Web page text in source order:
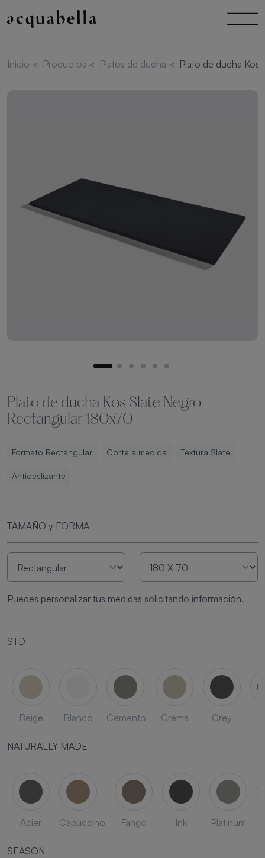
Inicio < Productos < Platos de ducha < Plato de ducha Kos
Plato de ducha Kos Slate Negro
Rectangular 180x70
Formato Rectangular Corte a medida Textura Slate
Antideslizante
TAMAÑO y FORMA
Puedes personalizar tus medidas solicitando información.
STD
Beige Blanco Cemento Crema Grey
NATURALLY MADE
Acier Capuccino Fango Ink Platinum
SEASON